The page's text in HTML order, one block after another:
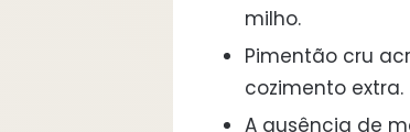
milho.
Pimentão cru
cozimento extra.
A ausência de